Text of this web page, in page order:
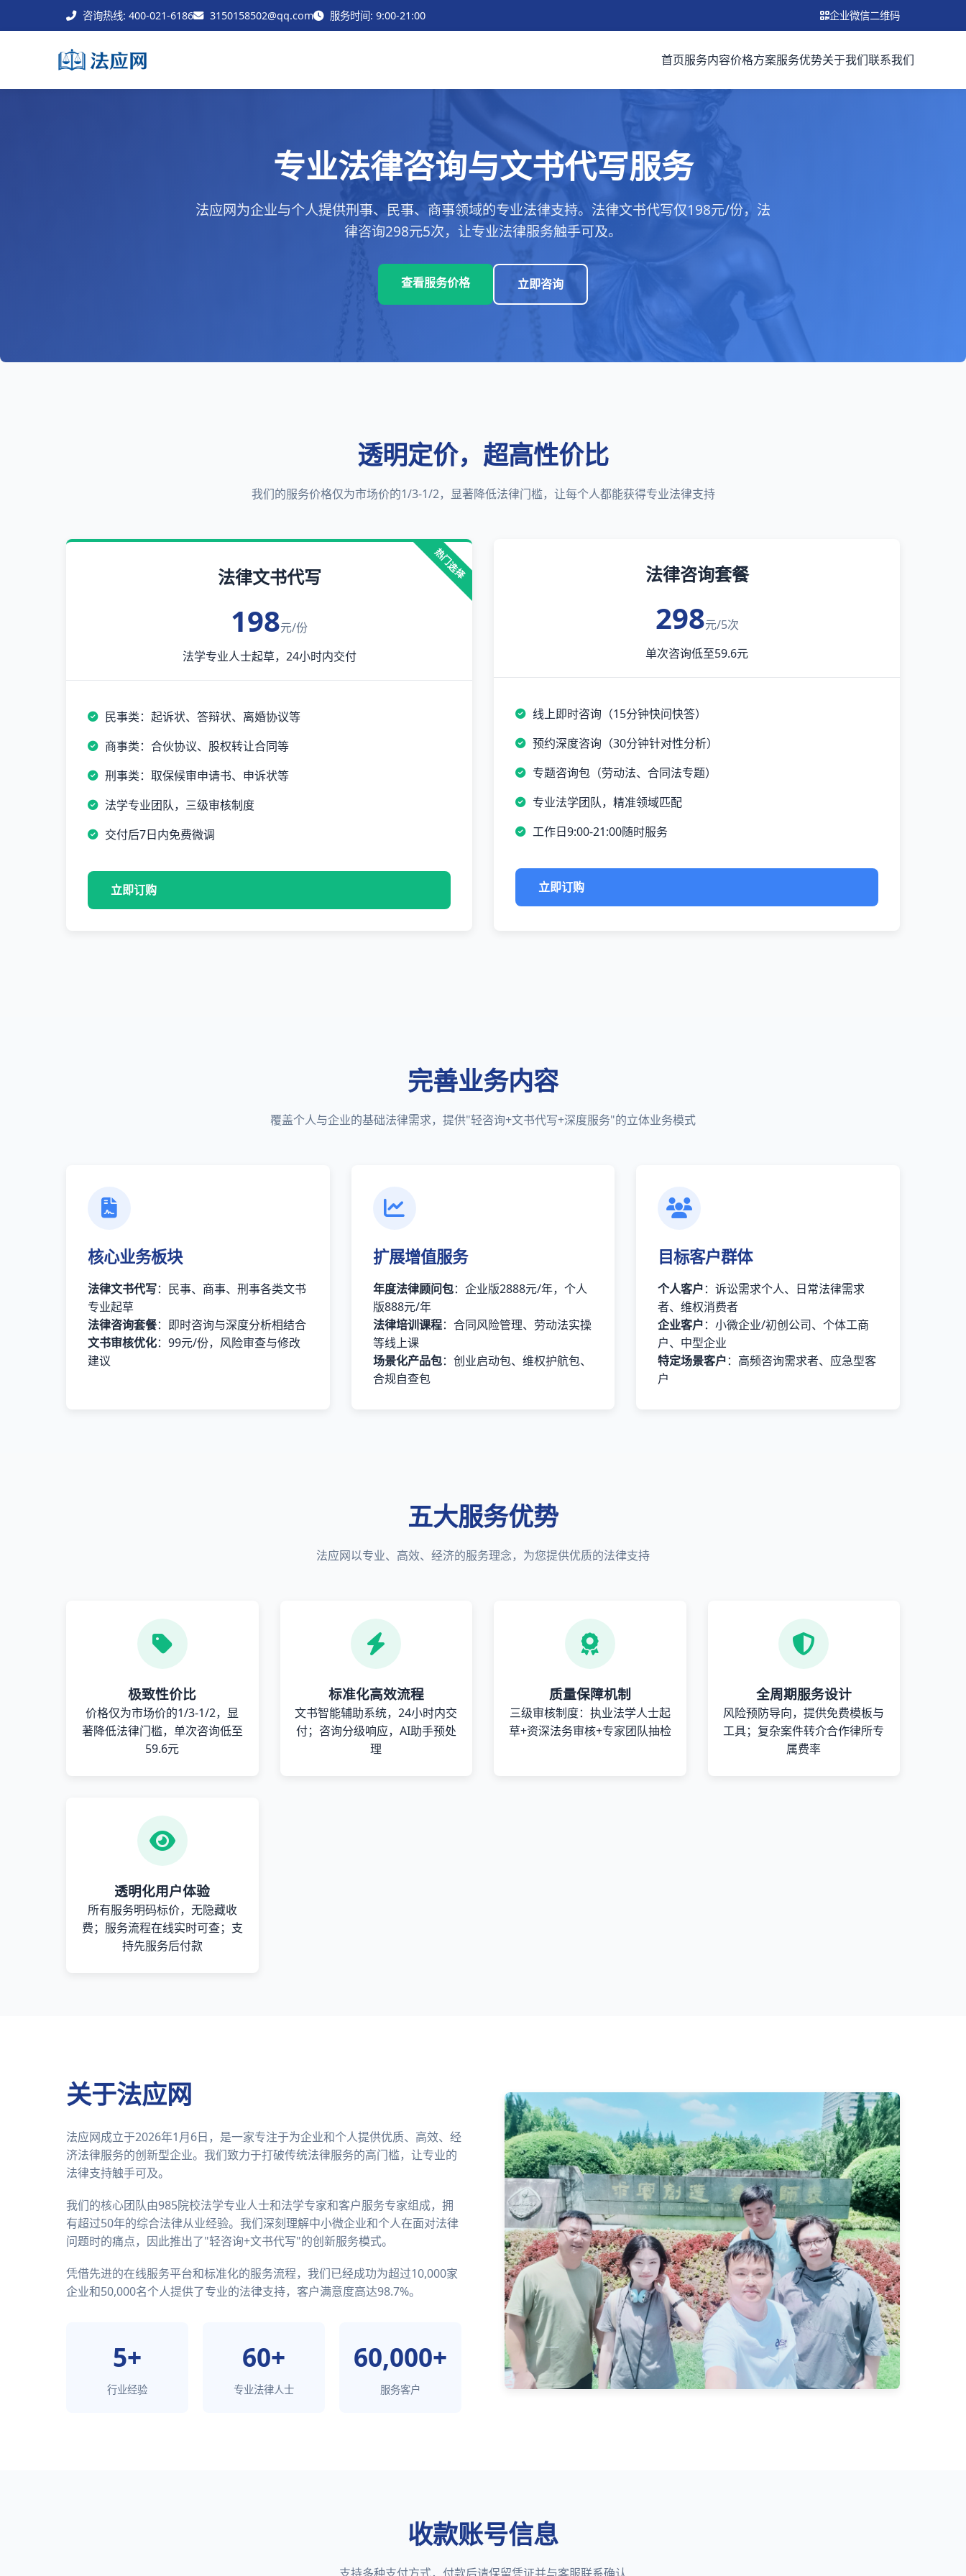
咨询热线: 400-021-6186 3150158502@qq.com 服务时间: 9:00-21:00 企业微信二维码
首页服务内容价格方案服务优势关于我们联系我们
专业法律咨询与文书代写服务
法应网为企业与个人提供刑事、民事、商事领域的专业法律支持。法律文书代写仅198元/份，法
律咨询298元5次，让专业法律服务触手可及。
查看服务价格 立即咨询
透明定价，超高性价比
我们的服务价格仅为市场价的1/3-1/2，显著降低法律门槛，让每个人都能获得专业法律支持
热门选择
法律文书代写
198元/份
法学专业人士起草，24小时内交付
民事类：起诉状、答辩状、离婚协议等
商事类：合伙协议、股权转让合同等
刑事类：取保候审申请书、申诉状等
法学专业团队，三级审核制度
交付后7日内免费微调
立即订购
法律咨询套餐
298元/5次
单次咨询低至59.6元
线上即时咨询（15分钟快问快答）
预约深度咨询（30分钟针对性分析）
专题咨询包（劳动法、合同法专题）
专业法学团队，精准领域匹配
工作日9:00-21:00随时服务
立即订购
完善业务内容
覆盖个人与企业的基础法律需求，提供"轻咨询+文书代写+深度服务"的立体业务模式
核心业务板块
法律文书代写：民事、商事、刑事各类文书
专业起草
法律咨询套餐：即时咨询与深度分析相结合
文书审核优化：99元/份，风险审查与修改
建议
扩展增值服务
年度法律顾问包：企业版2888元/年，个人
版888元/年
法律培训课程：合同风险管理、劳动法实操
等线上课
场景化产品包：创业启动包、维权护航包、
合规自查包
目标客户群体
个人客户：诉讼需求个人、日常法律需求
者、维权消费者
企业客户：小微企业/初创公司、个体工商
户、中型企业
特定场景客户：高频咨询需求者、应急型客
户
五大服务优势
法应网以专业、高效、经济的服务理念，为您提供优质的法律支持
极致性价比
价格仅为市场价的1/3-1/2，显
著降低法律门槛，单次咨询低至
59.6元
标准化高效流程
文书智能辅助系统，24小时内交
付；咨询分级响应，AI助手预处
理
质量保障机制
三级审核制度：执业法学人士起
草+资深法务审核+专家团队抽检
全周期服务设计
风险预防导向，提供免费模板与
工具；复杂案件转介合作律所专
属费率
透明化用户体验
所有服务明码标价，无隐藏收
费；服务流程在线实时可查；支
持先服务后付款
关于法应网
法应网成立于2026年1月6日，是一家专注于为企业和个人提供优质、高效、经
济法律服务的创新型企业。我们致力于打破传统法律服务的高门槛，让专业的
法律支持触手可及。
我们的核心团队由985院校法学专业人士和法学专家和客户服务专家组成，拥
有超过50年的综合法律从业经验。我们深刻理解中小微企业和个人在面对法律
问题时的痛点，因此推出了"轻咨询+文书代写"的创新服务模式。
凭借先进的在线服务平台和标准化的服务流程，我们已经成功为超过10,000家
企业和50,000名个人提供了专业的法律支持，客户满意度高达98.7%。
5+
行业经验
60+
专业法律人士
60,000+
服务客户
收款账号信息